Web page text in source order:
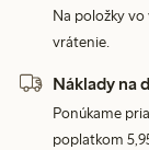
Na položky
vrátenie.
Náklady na
Ponúkame
poplatkom